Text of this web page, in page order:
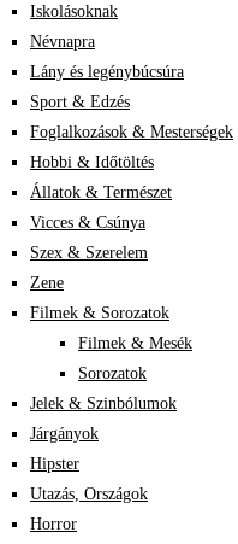
Iskolásoknak
Névnapra
Lány és legénybúcsúra
Sport & Edzés
Foglalkozások & Mesterségek
Hobbi & Időtöltés
Állatok & Természet
Vicces & Csúnya
Szex & Szerelem
Zene
Filmek & Sorozatok
Filmek & Mesék
Sorozatok
Jelek & Szinbólumok
Járgányok
Hipster
Utazás, Országok
Horror